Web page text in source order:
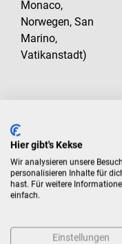
Monaco,
Norwegen, San
Marino,
Vatikanstadt)
Sonstige
Postfächer
Lieferungen an
erkundigen.
Hier gibt's Kekse
Wir analysieren unsere
personalisieren Inhalte für
hast. Für weitere
einfach.
Einstellungen